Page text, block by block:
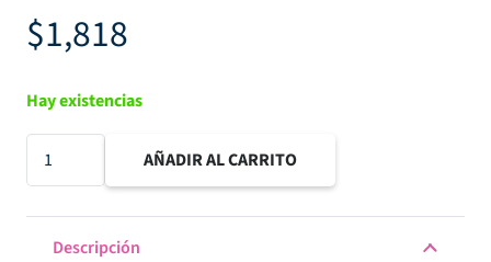
$1,818
Hay existencias
Sello
Acrílico
AÑADIR AL CARRITO
Descripción